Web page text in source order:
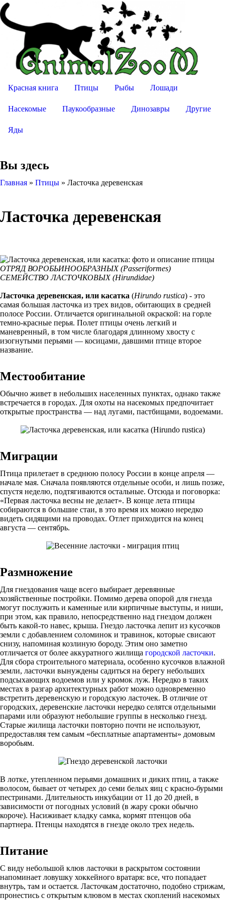
Красная книга Птицы Рыбы Лошади
Насекомые Паукообразные Динозавры Другие
Яды
Вы здесь
Главная » Птицы » Ласточка деревенская
Ласточка деревенская
ОТРЯД ВОРОБЬИНООБРАЗНЫХ (Passeriformes)
СЕМЕЙСТВО ЛАСТОЧКОВЫХ (Hirundidae)
Ласточка деревенская, или касатка (Hirundo rustica) - это
самая большая ласточка из трех видов, обитающих в средней
полосе России. Отличается оригинальной окраской: на горле
темно-красные перья. Полет птицы очень легкий и
маневренный, в том числе благодаря длинному хвосту с
изогнутыми перьями — косицами, давшими птице второе
название.
Местообитание
Обычно живет в небольших населенных пунктах, однако также
встречается в городах. Для охоты на насекомых предпочитает
открытые пространства — над лугами, пастбищами, водоемами.
Миграции
Птица прилетает в среднюю полосу России в конце апреля —
начале мая. Сначала появляются отдельные особи, и лишь позже,
спустя неделю, подтягиваются остальные. Отсюда и поговорка:
«Первая ласточка весны не делает». В конце лета птицы
собираются в большие стаи, в это время их можно нередко
видеть сидящими на проводах. Отлет приходится на конец
августа — сентябрь.
Размножение
Для гнездования чаще всего выбирает деревянные
хозяйственные постройки. Помимо дерева опорой для гнезда
могут послужить и каменные или кирпичные выступы, и ниши,
при этом, как правило, непосредственно над гнездом должен
быть какой-то навес, крыша. Гнездо ласточка лепит из кусочков
земли с добавлением соломинок и травинок, которые свисают
снизу, напоминая козлиную бороду. Этим оно заметно
отличается от более аккуратного жилища городской ласточки.
Для сбора строительного материала, особенно кусочков влажной
земли, ласточки вынуждены садиться на берегу небольших
подсыхающих водоемов или у кромок луж. Нередко в таких
местах в разгар архитектурных работ можно одновременно
встретить деревенскую и городскую ласточек. В отличие от
городских, деревенские ласточки нередко селятся отдельными
парами или образуют небольшие группы в несколько гнезд.
Старые жилища ласточки повторно почти не используют,
предоставляя тем самым «бесплатные апартаменты» домовым
воробьям.
В лотке, утепленном перьями домашних и диких птиц, а также
волосом, бывает от четырех до семи белых яиц с красно-бурыми
пестринами. Длительность инкубации от 11 до 20 дней, в
зависимости от погодных условий (в жару сроки обычно
короче). Насиживает кладку самка, кормят птенцов оба
партнера. Птенцы находятся в гнезде около трех недель.
Питание
С виду небольшой клюв ласточки в раскрытом состоянии
напоминает ловушку хоккейного вратаря: все, что попадает
внутрь, там и остается. Ласточкам достаточно, подобно стрижам,
пронестись с открытым клювом в местах скоплений насекомых